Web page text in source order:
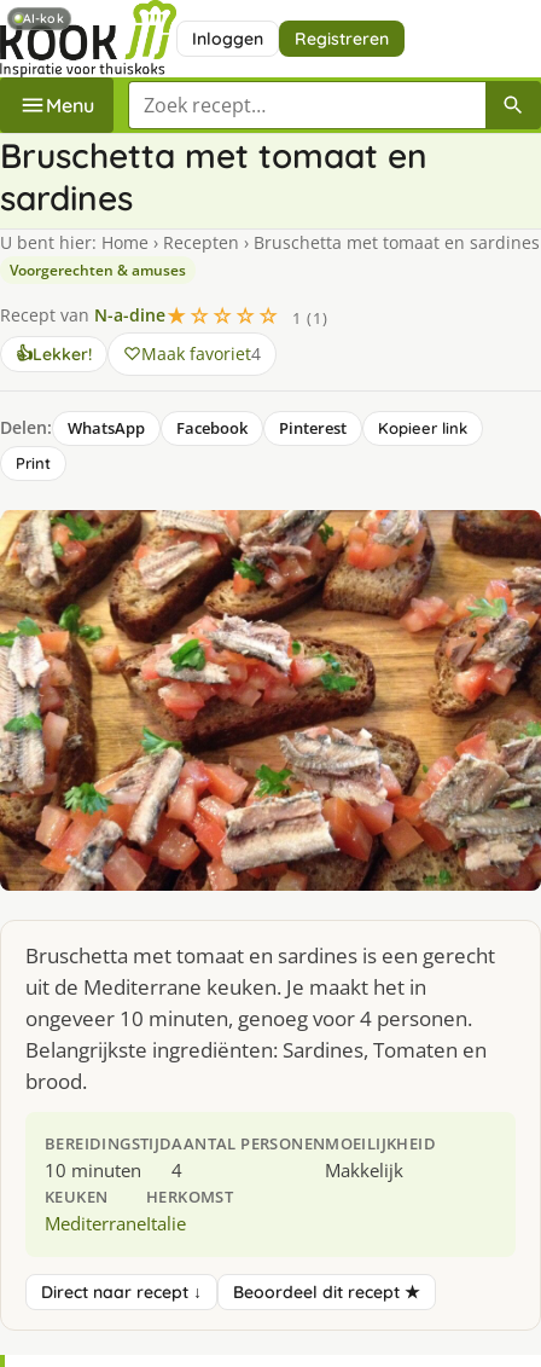
Inloggen Registreren
Menu Zoek een recept
Bruschetta met tomaat en
sardines
U bent hier: Home › Recepten › Bruschetta met tomaat en sardines
Voorgerechten & amuses
Recept van N-a-dine★☆☆☆☆
1 (1)
👍Lekker! Maak favoriet4
Delen: WhatsApp Facebook Pinterest
Kopieer link
Print
Bruschetta met tomaat en sardines is een gerecht
uit de Mediterrane keuken. Je maakt het in
ongeveer 10 minuten, genoeg voor 4 personen.
Belangrijkste ingrediënten: Sardines, Tomaten en
brood.
BEREIDINGSTIJD
10 minuten
AANTAL PERSONEN
4
MOEILIJKHEID
Makkelijk
KEUKEN
Mediterrane
HERKOMST
Italie
Direct naar recept ↓ Beoordeel dit recept ★
AI-kok